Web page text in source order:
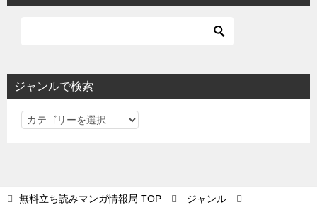
ジャンルで検索
ジ
検
無料立ち読みマンガ情報局 TOP ジャンル